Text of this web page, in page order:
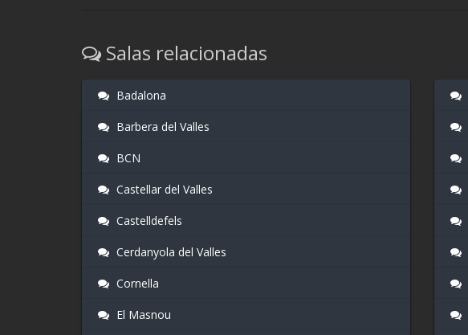
Salas relacionadas
Badalona
Barbera del Valles
BCN
Castellar del Valles
Castelldefels
Cerdanyola del Valles
Cornella
El Masnou